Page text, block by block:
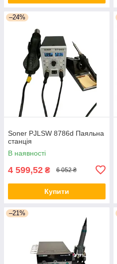
–24%
Soner PJLSW 8786d Паяльна
станція
В наявності
4 599,52 ₴ 6 052 ₴
Купити
–21%